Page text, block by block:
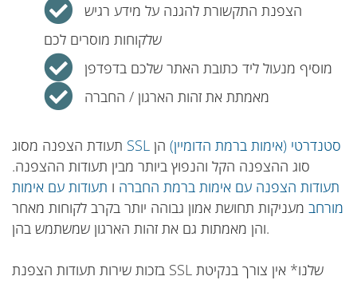
הצפנת התקשורת להגנה על מידע רגיש
שלקוחות מוסרים לכם
מוסיף מנעול ליד כתובת האתר שלכם בדפדפן
מאמתת את זהות הארגון / החברה
SSL סטנדרטי (אימות ברמת הדומיין) הן
סוג ההצפנה הקל והנפוץ ביותר מבין תעודות ההצפנה.
תעודות הצפנה עם אימות ברמת החברה ו תעודות עם אימות
מורחב מעניקות תחושת אמון גבוהה יותר בקרב לקוחות מאחר
והן מאמתות גם את זהות הארגון שמשתמש בהן.
בזכות שירות תעודות הצפנת SSL שלנו* אין צורך בנקיטת